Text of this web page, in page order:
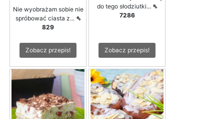
Nie wyobrażam sobie nie
spróbować ciasta z... ⇖
829
Zobacz przepis!
do tego słodziutki... ⇖
7286
Zobacz przepis!